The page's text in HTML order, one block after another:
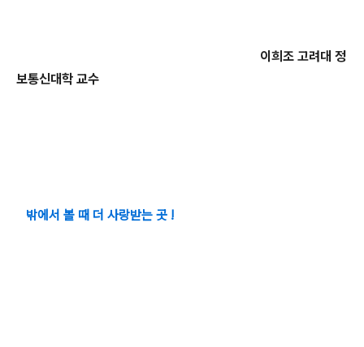
이희조 고려대 정
보통신대학 교수
밖에서 볼 때 더 사랑받는 곳 !